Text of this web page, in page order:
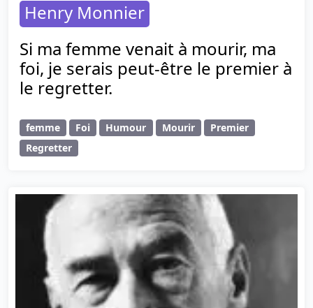
Henry Monnier
Si ma femme venait à mourir, ma
foi, je serais peut-être le premier à
le regretter.
femme Foi Humour Mourir
Premier
Regretter